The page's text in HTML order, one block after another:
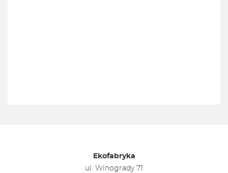
Ekofabryka
ul. Winogrady 71